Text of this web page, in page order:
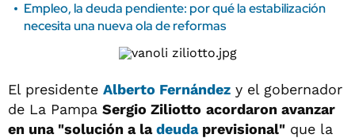
Empleo, la deuda pendiente: por qué la estabilización
necesita una nueva ola de reformas
El presidente Alberto Fernández y el gobernador
de La Pampa Sergio Ziliotto acordaron avanzar
en una "solución a ladeudaprevisional" que la